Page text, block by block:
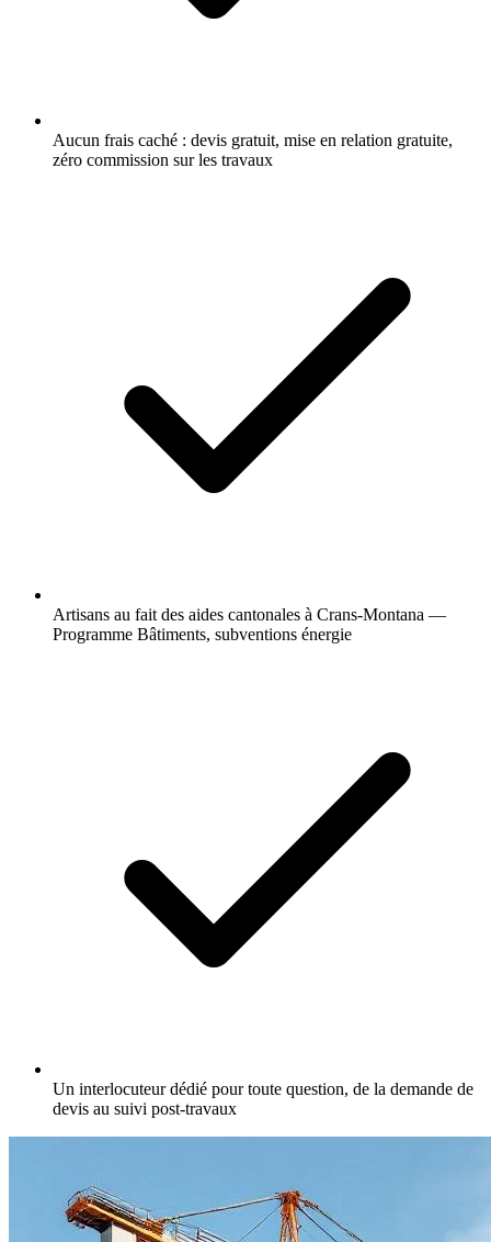
Aucun frais caché : devis gratuit, mise en relation gratuite,
zéro commission sur les travaux
Artisans au fait des aides cantonales à Crans-Montana —
Programme Bâtiments, subventions énergie
Un interlocuteur dédié pour toute question, de la demande de
devis au suivi post-travaux